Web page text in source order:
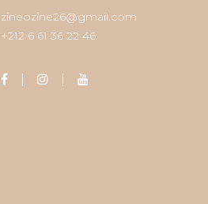
zineozine26@gmail.com
+212 6 61 36 22 46